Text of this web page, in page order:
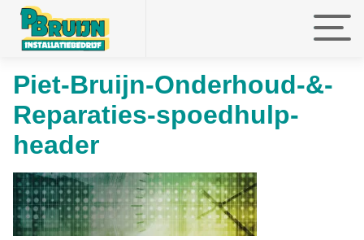
faefef faefef faefef
Piet-Bruijn-Onderhoud-&-
Reparaties-spoedhulp-
header